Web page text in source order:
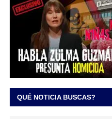
QUÉ NOTICIA BUSCAS?